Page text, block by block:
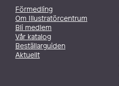
Förmedling
Om Illustratörcentrum
Bli medlem
Vår katalog
Beställarguiden
Aktuellt